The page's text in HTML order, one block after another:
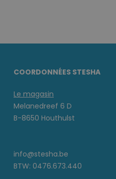
COORDONNÉES STESHA
Le magasin
Melanedreef 6 D
B-8650 Houthulst
info@stesha.be
BTW: 0476.673.440